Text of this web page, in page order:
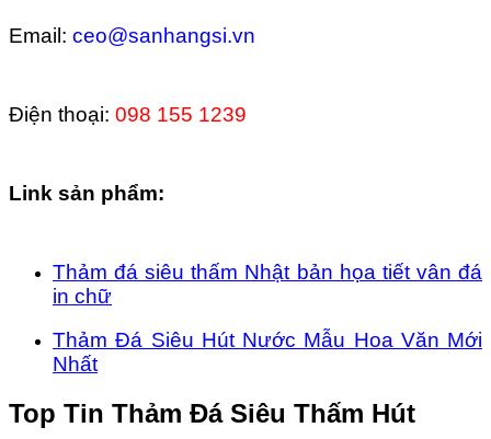
Email: ceo@sanhangsi.vn
Điện thoại: 098 155 1239
Link sản phẩm:
Thảm đá siêu thấm Nhật bản họa tiết vân đá
in chữ
Thảm Đá Siêu Hút Nước Mẫu Hoa Văn Mới
Nhất
Top Tin Thảm Đá Siêu Thấm Hút